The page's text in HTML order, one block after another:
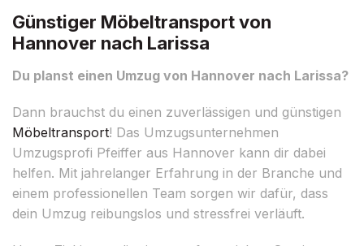
Günstiger Möbeltransport von
Hannover nach Larissa
Du planst einen Umzug von Hannover nach Larissa?
Dann brauchst du einen zuverlässigen und günstigen
Möbeltransport! Das Umzugsunternehmen
Umzugsprofi Pfeiffer aus Hannover kann dir dabei
helfen. Mit jahrelanger Erfahrung in der Branche und
einem professionellen Team sorgen wir dafür, dass
dein Umzug reibungslos und stressfrei verläuft.